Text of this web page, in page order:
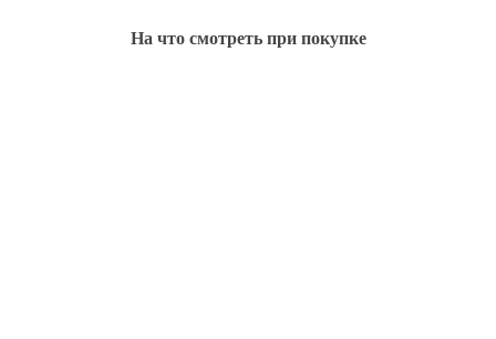
На что смотреть при покупке